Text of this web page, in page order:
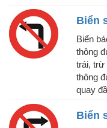
Biển
Biển
thông
trái, trừ
thông
quay
Biển